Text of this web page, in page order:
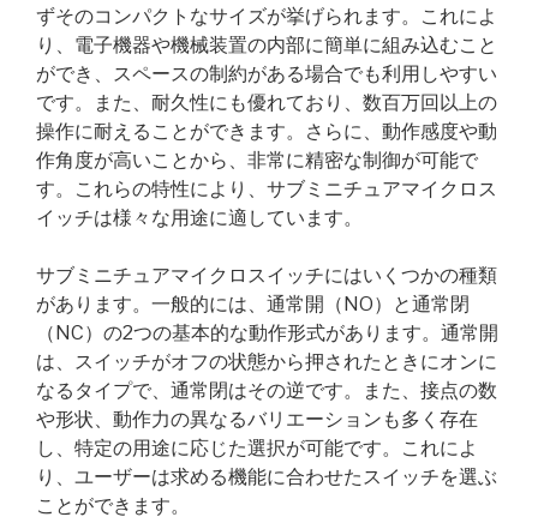
ずそのコンパクトなサイズが挙げられます。これによ
り、電子機器や機械装置の内部に簡単に組み込むこと
ができ、スペースの制約がある場合でも利用しやすい
です。また、耐久性にも優れており、数百万回以上の
操作に耐えることができます。さらに、動作感度や動
作角度が高いことから、非常に精密な制御が可能で
す。これらの特性により、サブミニチュアマイクロス
イッチは様々な用途に適しています。
サブミニチュアマイクロスイッチにはいくつかの種類
があります。一般的には、通常開（NO）と通常閉
（NC）の2つの基本的な動作形式があります。通常開
は、スイッチがオフの状態から押されたときにオンに
なるタイプで、通常閉はその逆です。また、接点の数
や形状、動作力の異なるバリエーションも多く存在
し、特定の用途に応じた選択が可能です。これによ
り、ユーザーは求める機能に合わせたスイッチを選ぶ
ことができます。